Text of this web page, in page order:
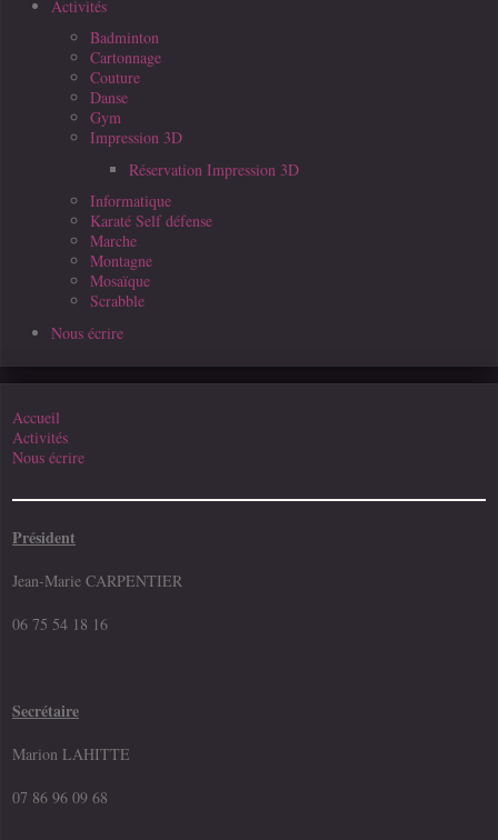
Activités
Badminton
Cartonnage
Couture
Danse
Gym
Impression 3D
Réservation Impression 3D
Informatique
Karaté Self défense
Marche
Montagne
Mosaïque
Scrabble
Nous écrire
Accueil
Activités
Nous écrire
Président
Jean-Marie CARPENTIER
06 75 54 18 16
Secrétaire
Marion LAHITTE
07 86 96 09 68